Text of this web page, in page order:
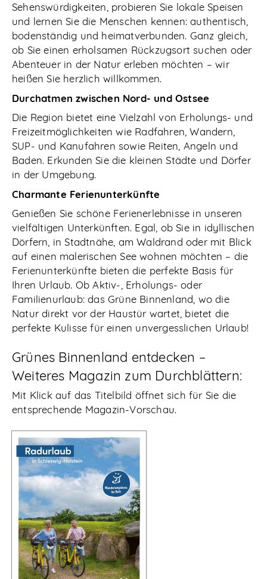
Sehenswürdigkeiten, probieren Sie lokale Speisen
und lernen Sie die Menschen kennen: authentisch,
bodenständig und heimatverbunden. Ganz gleich,
ob Sie einen erholsamen Rückzugsort suchen oder
Abenteuer in der Natur erleben möchten – wir
heißen Sie herzlich willkommen.
Durchatmen zwischen Nord- und Ostsee
Die Region bietet eine Vielzahl von Erholungs- und
Freizeitmöglichkeiten wie Radfahren, Wandern,
SUP- und Kanufahren sowie Reiten, Angeln und
Baden. Erkunden Sie die kleinen Städte und Dörfer
in der Umgebung.
Charmante Ferienunterkünfte
Genießen Sie schöne Ferienerlebnisse in unseren
vielfältigen Unterkünften. Egal, ob Sie in idyllischen
Dörfern, in Stadtnähe, am Waldrand oder mit Blick
auf einen malerischen See wohnen möchten – die
Ferienunterkünfte bieten die perfekte Basis für
Ihren Urlaub. Ob Aktiv-, Erholungs- oder
Familienurlaub: das Grüne Binnenland, wo die
Natur direkt vor der Haustür wartet, bietet die
perfekte Kulisse für einen unvergesslichen Urlaub!
Grünes Binnenland entdecken –
Weiteres Magazin zum Durchblättern:
Mit Klick auf das Titelbild öffnet sich für Sie die
entsprechende Magazin-Vorschau.